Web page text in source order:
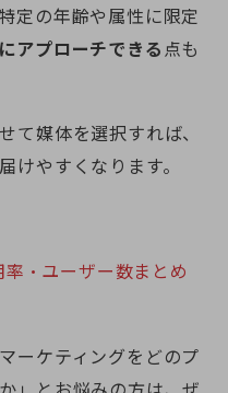
定の年齢や属性に限定
アプローチできる 点も
て媒体を選択すれば、
けやすくなります。
・ユーザー数まとめ
ーケティングをどのプ